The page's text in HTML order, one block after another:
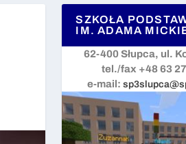
SZKOŁA
IM. ADAMA
62-400 Słupca, ul.
tel./fax +48 63
e-mail: